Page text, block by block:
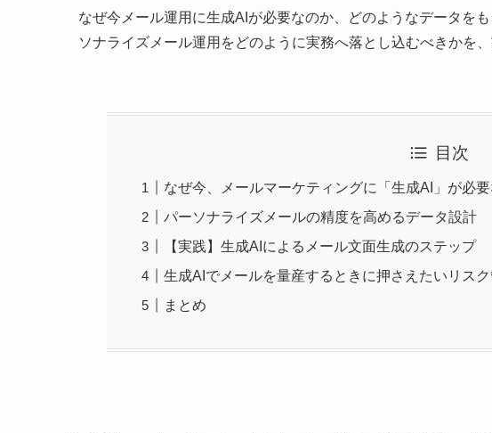
なぜ今メール運用に生成AIが必要なのか、どのようなデータを
ソナライズメール運用をどのように実務へ落とし込むべきかを
目次
なぜ今、メールマーケティングに「生成AI」が必
パーソナライズメールの精度を高めるデータ設計
【実践】生成AIによるメール文面生成のステップ
生成AIでメールを量産するときに押さえたいリス
まとめ